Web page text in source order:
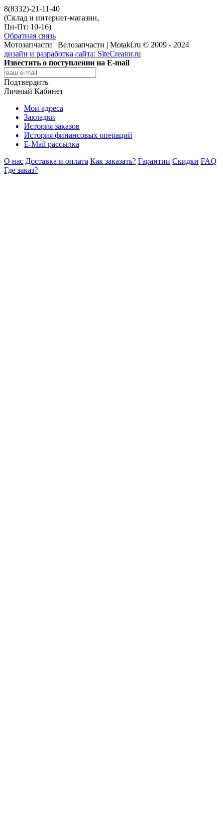
8(8332)-21-11-40
(Склад и интернет-магазин,
Пн-Пт: 10-16)
Обратная связь
Мотозапчасти | Велозапчасти | Motaki.ru © 2009 - 2024
дизайн и разработка сайта: SiteCreator.ru
Известить о поступлении на E-mail
Подтвердить
Личный Кабинет
Мои адреса
Закладки
История заказов
История финансовых операций
E-Mail рассылка
О нас Доставка и оплата Как заказать? Гарантии Скидки FAQ
Где заказ?